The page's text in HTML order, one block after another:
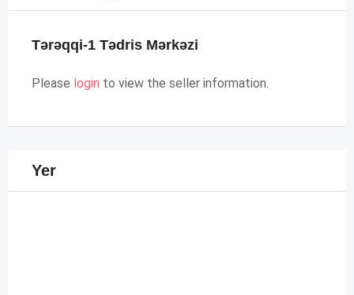
Tərəqqi-1 Tədris Mərkəzi
Please login to view the seller information.
Yer